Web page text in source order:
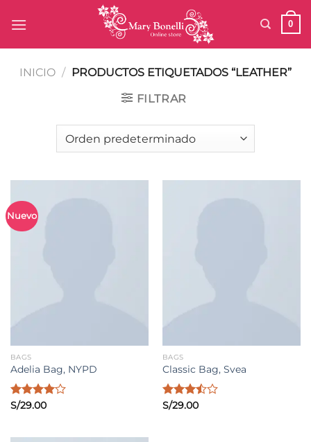
0
INICIO / PRODUCTOS ETIQUETADOS “LEATHER”
FILTRAR
Nuevo
BAGS
Adelia Bag, NYPD
Valorado
S/29.00
BAGS
Classic Bag, Svea
Valorado
S/29.00